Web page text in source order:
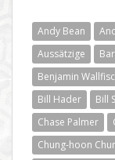
Andy Bean
Aussätzige
Benjamin
Bill Hader
Bill
Chase Palmer
Chung-hoon